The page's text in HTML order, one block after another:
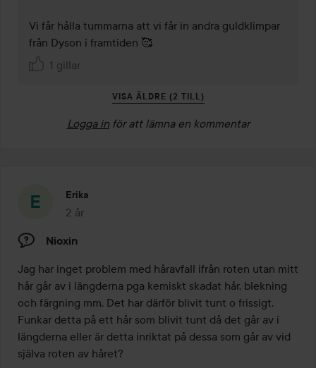
Vi får hålla tummarna att vi får in andra guldklimpar
från Dyson i framtiden 🥰
1 gillar
VISA ÄLDRE (2 TILL)
Logga in för att lämna en kommentar
Erika
2 år
Inlägget skapades 2 år
Nioxin
Jag har inget problem med håravfall ifrån roten utan mitt
hår går av i längderna pga kemiskt skadat hår, blekning
och färgning mm. Det har därför blivit tunt o frissigt.
Funkar detta på ett hår som blivit tunt då det går av i
längderna eller är detta inriktat på dessa som går av vid
själva roten av håret?